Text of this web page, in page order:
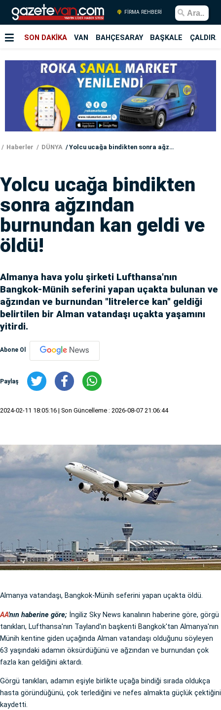
FİRMA REHBERİ
SON DAKİKA VAN BAHÇESARAY BAŞKALE
Haberler DÜNYA Yolcu ucağa bindikten sonra ağzından burnundan kan geldi ve öldü!
Yolcu ucağa bindikten
sonra ağzından
burnundan kan geldi ve
öldü!
Almanya hava yolu şirketi Lufthansa'nın
Bangkok-Münih seferini yapan uçakta bulunan ve
ağzından ve burnundan "litrelerce kan" geldiği
belirtilen bir Alman vatandaşı uçakta yaşamını
yitirdi.
Abone Ol
Paylaş
2024-02-11 18:05:16 | Son Güncelleme : 2026-08-07 21:06:44
Almanya vatandaşı, Bangkok-Münih seferini yapan uçakta öldü.
AA'nın haberine göre; İngiliz Sky News kanalının haberine göre, görgü
tanıkları, Lufthansa'nın Tayland'ın başkenti Bangkok'tan Almanya'nın
Münih kentine giden uçağında Alman vatandaşı olduğunu söyleyen
63 yaşındaki adamın öksürdüğünü ve ağzından ve burnundan çok
fazla kan geldiğini aktardı.
Görgü tanıkları, adamın eşiyle birlikte uçağa bindiği sırada oldukça
hasta göründüğünü, çok terlediğini ve nefes almakta güçlük çektiğini
kaydetti.